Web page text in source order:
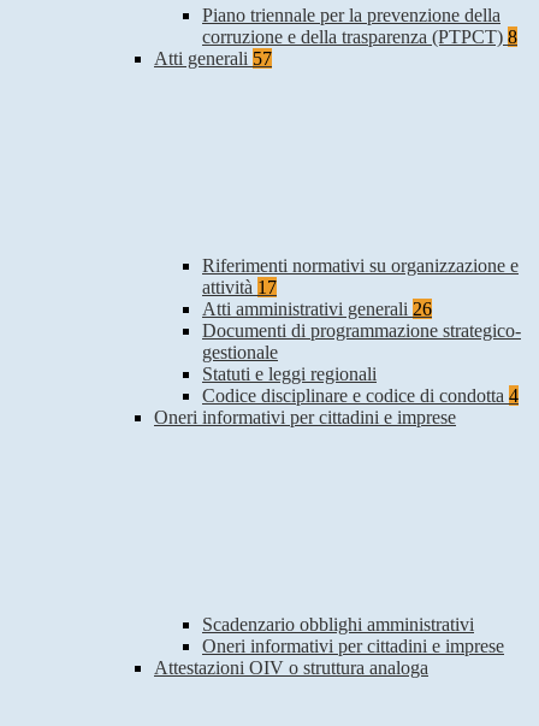
Piano triennale per la prevenzione della
corruzione e della trasparenza (PTPCT) 8
Atti generali 57
Riferimenti normativi su organizzazione e
attività 17
Atti amministrativi generali 26
Documenti di programmazione strategico-
gestionale
Statuti e leggi regionali
Codice disciplinare e codice di condotta 4
Oneri informativi per cittadini e imprese
Scadenzario obblighi amministrativi
Oneri informativi per cittadini e imprese
Attestazioni OIV o struttura analoga